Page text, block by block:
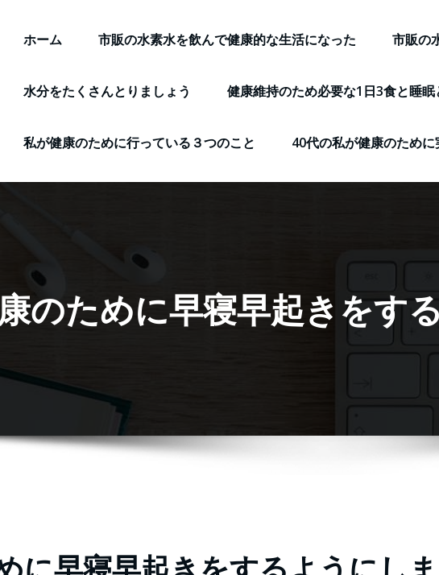
ホーム 市販の水素水を飲んで健康的な生活になった 市販の
水分をたくさんとりましょう 健康維持のため必要な1日3食と睡眠
私が健康のために行っている３つのこと 40代の私が健康のため
のために早寝早起きをす